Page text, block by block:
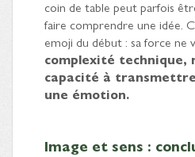
coin de table peut parfois
faire comprendre une idée.
emoji du début : sa force ne
complexité technique,
capacité à
une émotion.
Image et sens :